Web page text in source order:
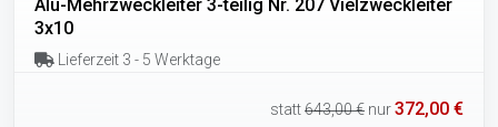
Alu-Mehrzweckleiter 3-teilig Nr. 207 Vielzweckleiter
3x10
Lieferzeit 3 - 5 Werktage
statt643,00 € nur372,00 €